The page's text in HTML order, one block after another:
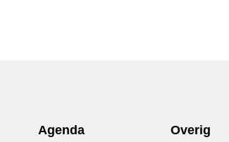
Agenda Overig